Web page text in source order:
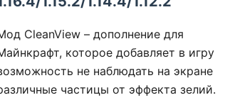
CleanView – дополнение для
которое добавляет в игру
не наблюдать на экране
частицы от эффекта зелий.